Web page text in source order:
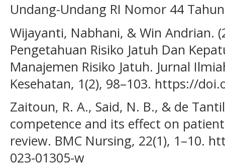
Undang-Undang RI Nomor 44
Wijayanti, Nabhani, & Win Andrian.
Pengetahuan Risiko Jatuh Dan
Manajemen Risiko Jatuh. Jurnal
Kesehatan, 1(2), 98–103. https://
Zaitoun, R. A., Said, N. B., & de
competence and its effect on
review. BMC Nursing, 22(1), 1–10.
023-01305-w